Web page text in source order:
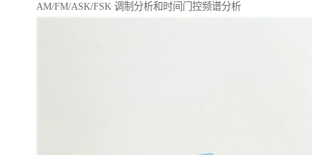
AM/FM/ASK/FSK 调制分析和时间门控频谱分析